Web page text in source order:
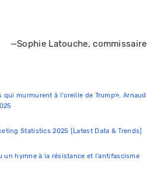
—Sophie Latouche, commissaire
qui murmurent à l’oreille de Trump», Arnaud
Statistics 2025 [Latest Data & Trends]
un hymne à la résistance et l'antifascisme